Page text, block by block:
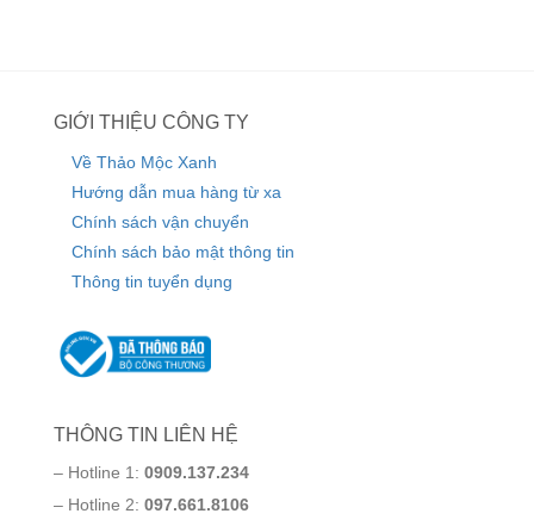
GIỚI THIỆU CÔNG TY
Về Thảo Mộc Xanh
Hướng dẫn mua hàng từ xa
Chính sách vận chuyển
Chính sách bảo mật thông tin
Thông tin tuyển dụng
THÔNG TIN LIÊN HỆ
– Hotline 1: 0909.137.234
– Hotline 2: 097.661.8106